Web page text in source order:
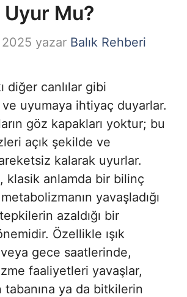
Uyur Mu?
yazar Balık Rehberi
diğer canlılar gibi
uyumaya ihtiyaç duyarlar.
göz kapakları yoktur; bu
açık şekilde ve
kalarak uyurlar.
klasik anlamda bir bilinç
yavaşladığı
azaldığı bir
Özellikle ışık
veya gece saatlerinde,
faaliyetleri yavaşlar,
tabanına ya da bitkilerin